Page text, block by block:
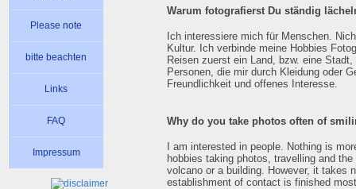
Please note
bitte beachten
Links
FAQ
Impressum
Warum fotografierst Du ständig
Ich interessiere mich für Menschen.
Kultur. Ich verbinde meine Hobbies
Reisen zuerst ein Land, bzw. eine
Personen, die mir durch Kleidung oder
Freundlichkeit und offenes Interesse.
Why do you take photos often of
I am interested in people. Nothing is
hobbies taking photos, travelling and
volcano or a building. However, it takes
establishment of contact is finished